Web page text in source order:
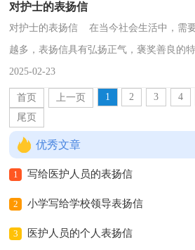
对护士的表扬信
对护士的表扬信 在当今社会生活中，需
越多，表扬信具有弘扬正气，褒奖善良的
免踩雷呢？下面是小编整理的对护士的表
2025-02-23
首页 上一页 1 2 3 4
尾页
优秀文章
1 写给医护人员的表扬信
2 小学写给学校领导表扬信
3 医护人员的个人表扬信